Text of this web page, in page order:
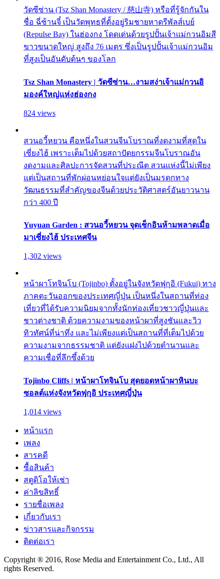
วัดซีซ่าน (Tsz Shan Monastery / 慈山寺) หรือที่รู้จักกันใน
ชื่อ ฉี่ซ้านจี๋ เป็นวัดพุทธที่ตั้งอยู่ริมชายหาดรีพัลส์เบย์
(Repulse Bay) ในฮ่องกง โดดเด่นด้วยรูปปั้นเจ้าแม่กวนอิมสี
ขาวขนาดใหญ่ สูงถึง 76 เมตร ซึ่งเป็นรูปปั้นเจ้าแม่กวนอิม
ที่สูงเป็นอันดับต้นๆ ของโลก
Tsz Shan Monastery | วัดซีซ่าน…งามสง่าเจ้าแม่กวนอิ
มองค์ใหญ่แห่งฮ่องกง
824 views
สวนอวี้หยวน คือหนึ่งในสวนจีนโบราณที่งดงามที่สุดใน
เซี่ยงไฮ้ เพราะเต็มไปด้วยสถาปัตยกรรมจีนโบราณอัน
งดงามและศิลปะการจัดสวนที่ประณีต สวนแห่งนี้ไม่เพียง
แต่เป็นสถานที่พักผ่อนหย่อนใจแต่ยังเป็นมรดกทาง
วัฒนธรรมที่สำคัญของจีนด้วยประวัติศาสตร์อันยาวนาน
กว่า 400 ปี
Yuyuan Garden : สวนอวี้หยวน จุดเช็กอินห้ามพลาดเมื่อ
มาเซี่ยงไฮ้ ประเทศจีน
1,302 views
หน้าผาโทจินโบ (Tojinbo) ตั้งอยู่ในจังหวัดฟุกุอิ (Fukui) ทาง
ภาคตะวันออกของประเทศญี่ปุ่น เป็นหนึ่งในสถานที่ท่อง
เที่ยวที่ได้รับความนิยมจากทั้งนักท่องเที่ยวชาวญี่ปุ่นและ
ชาวต่างชาติ ด้วยความงามของหน้าผาที่สูงชันและวิว
ทิวทัศน์ที่น่าทึ่ง และไม่เพียงแต่เป็นสถานที่ที่เต็มไปด้วย
ความงามจากธรรมชาติ แต่ยังแฝงไปด้วยตำนานและ
ความเชื่อที่ลึกซึ้งด้วย
Tojinbo Cliffs | หน้าผาโทจินโบ สุดยอดหน้าผาหินบะ
ซอลต์แห่งจังหวัดฟุกุอิ ประเทศญี่ปุ่น
1,014 views
หน้าแรก
เพลง
สารคดี
ซื้อสินค้า
สตูดิโอให้เช่า
ค่าลิขสิทธิ์
รายชื่อเพลง
เกี่ยวกับเรา
ข่าวสารและกิจกรรม
ติดต่อเรา
Copyright ® 2016, Rose Media and Entertainment Co., Ltd., All
rights Reserved.